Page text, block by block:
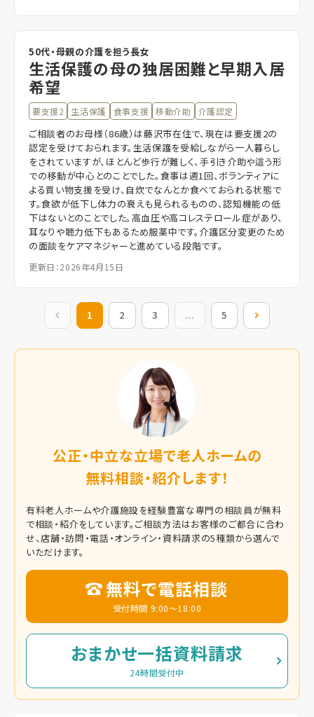
50代・母親の介護を担う長女
生活保護の母の独居困難と早期入居
希望
要支援2 生活保護 食事支援 移動介助 介護認定
ご相談者のお母様（86歳）は藤沢市在住で、現在は要支援2の
認定を受けておられます。生活保護を受給しながら一人暮らし
をされていますが、ほとんど歩行が難しく、手引き介助や這う形
での移動が中心とのことでした。食事は週1回、ボランティアに
よる買い物支援を受け、自炊でなんとか食べておられる状態で
す。食欲が低下し体力の衰えも見られるものの、認知機能の低
下はないとのことでした。高血圧や高コレステロール症があり、
耳なりや聴力低下もあるため服薬中です。介護区分変更のため
の面談をケアマネジャーと進めている段階です。
更新日：2026年4月15日
前の10件
1 2 3 ... 5
公正・中立な立場で老人ホームの
無料相談・紹介します！
有料老人ホームや介護施設を経験豊富な専門の相談員が無料
で相談・紹介をしています。 ご相談方法はお客様のご都合に合わ
せ、店舗・訪問・電話・オンライン・資料請求の5種類から選んで
いただけます。
無料で電話相談
受付時間 9:00～18:00
おまかせ一括資料請求
24時間受付中